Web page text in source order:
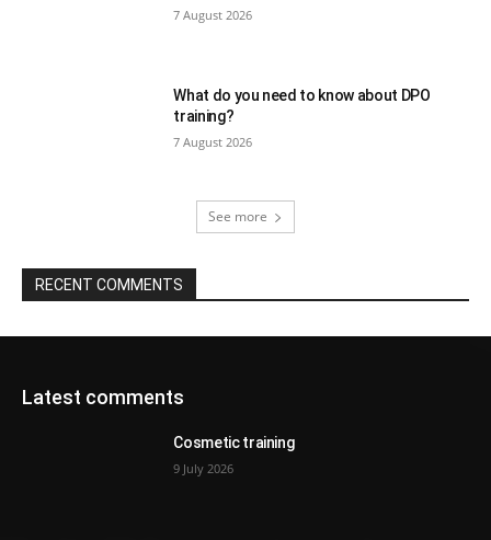
7 August 2026
What do you need to know about DPO
training?
7 August 2026
See more
RECENT COMMENTS
Latest comments
Cosmetic training
9 July 2026